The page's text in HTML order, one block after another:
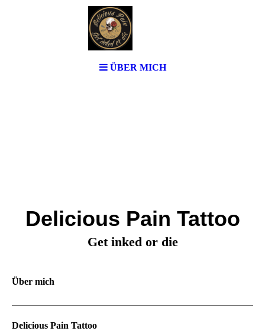
ÜBER MICH
Delicious Pain Tattoo
Get inked or die
Über mich
Delicious Pain Tattoo